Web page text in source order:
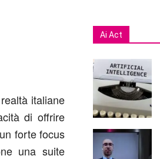
italiane
di offrire
forte focus
una suite
Ai Act